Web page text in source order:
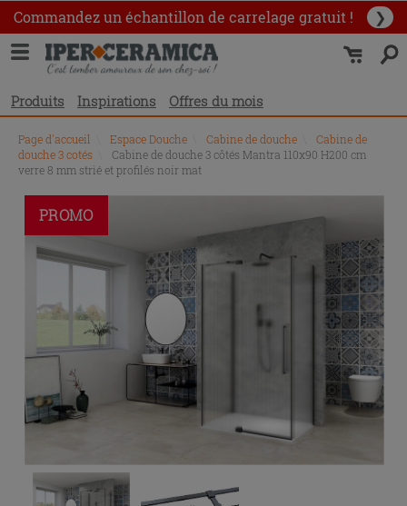
Commandez un échantillon de carrelage gratuit ! ❯
Produits Inspirations Offres du mois
Page d'accueil Espace Douche Cabine de douche
Cabine de
douche 3 cotés
Cabine de douche 3 côtés Mantra 110x90 H200 cm
verre 8 mm strié et profilés noir mat
PROMO